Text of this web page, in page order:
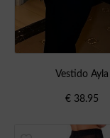
Vestido Ayla
€ 38.95